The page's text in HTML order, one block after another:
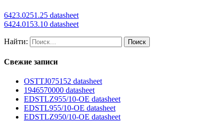
6423.0251.25 datasheet
6424.0153.10 datasheet
Найти:
Свежие записи
OSTTJ075152 datasheet
1946570000 datasheet
EDSTLZ955/10-OE datasheet
EDSTL955/10-OE datasheet
EDSTLZ950/10-OE datasheet